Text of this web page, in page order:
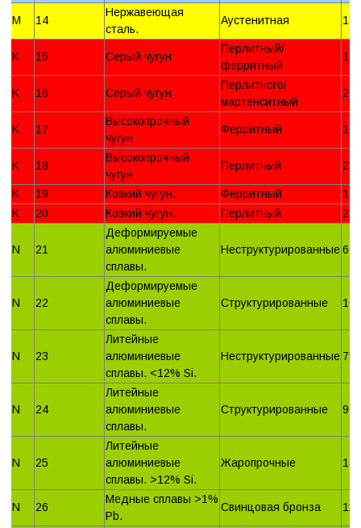
M 14
Нержавеющая
сталь.
Аустенитная
K 15 Серый чугун
Перлитный/
ферритный
K 16 Серый чугун
Перлитного/
мартенситный
K 17
Высокопрочный
чугун
Ферритный
K 18
Высокопрочный
чугун
Перлитный
K 19 Ковкий чугун. Ферритный
K
20 Ковкий чугун. Перлитный
N 21
Деформируемые
алюминиевые
сплавы.
Неструктурированные60
N 22
Деформируемые
алюминиевые
сплавы.
Структурированные
N 23
Литейные
алюминиевые
сплавы. <12% Si.
Неструктурированные 75
N 24
Литейные
алюминиевые
сплавы.
Структурированные 90
N 25
Литейные
алюминиевые
сплавы. >12% Si.
Жаропрочные
N 26
Медные сплавы >1%
Pb.
Свинцовая бронза